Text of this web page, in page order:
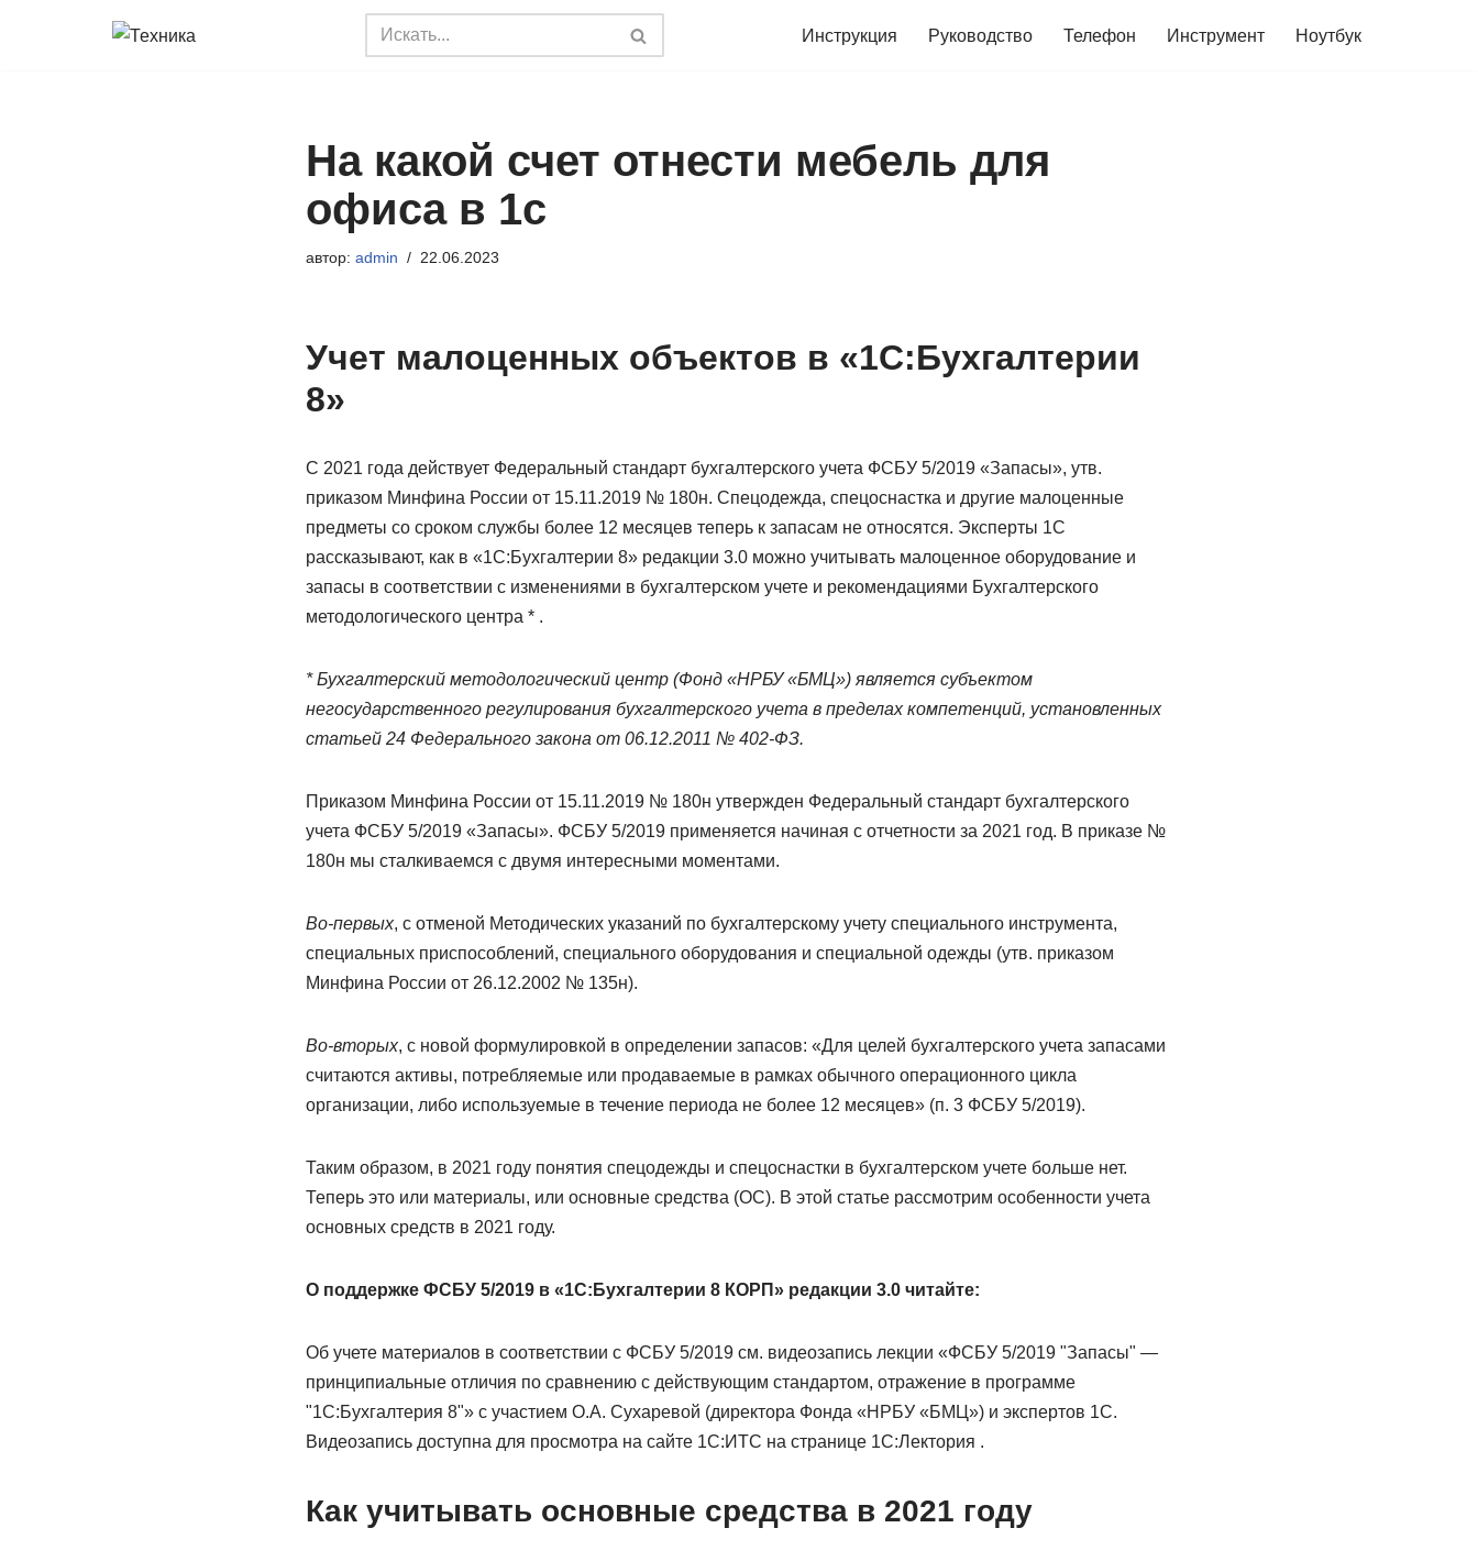
Инструкция Руководство Телефон Инструмент Ноутбук
На какой счет отнести мебель для
офиса в 1с
автор: admin 22.06.2023
Учет малоценных объектов в «1С:Бухгалтерии
8»
С 2021 года действует Федеральный стандарт бухгалтерского учета ФСБУ 5/2019 «Запасы», утв.
приказом Минфина России от 15.11.2019 № 180н. Спецодежда, спецоснастка и другие малоценные
предметы со сроком службы более 12 месяцев теперь к запасам не относятся. Эксперты 1С
рассказывают, как в «1С:Бухгалтерии 8» редакции 3.0 можно учитывать малоценное оборудование и
запасы в соответствии с изменениями в бухгалтерском учете и рекомендациями Бухгалтерского
методологического центра * .
* Бухгалтерский методологический центр (Фонд «НРБУ «БМЦ») является субъектом
негосударственного регулирования бухгалтерского учета в пределах компетенций, установленных
статьей 24 Федерального закона от 06.12.2011 № 402-ФЗ.
Приказом Минфина России от 15.11.2019 № 180н утвержден Федеральный стандарт бухгалтерского
учета ФСБУ 5/2019 «Запасы». ФСБУ 5/2019 применяется начиная с отчетности за 2021 год. В приказе №
180н мы сталкиваемся с двумя интересными моментами.
Во-первых, с отменой Методических указаний по бухгалтерскому учету специального инструмента,
специальных приспособлений, специального оборудования и специальной одежды (утв. приказом
Минфина России от 26.12.2002 № 135н).
Во-вторых, с новой формулировкой в определении запасов: «Для целей бухгалтерского учета запасами
считаются активы, потребляемые или продаваемые в рамках обычного операционного цикла
организации, либо используемые в течение периода не более 12 месяцев» (п. 3 ФСБУ 5/2019).
Таким образом, в 2021 году понятия спецодежды и спецоснастки в бухгалтерском учете больше нет.
Теперь это или материалы, или основные средства (ОС). В этой статье рассмотрим особенности учета
основных средств в 2021 году.
О поддержке ФСБУ 5/2019 в «1С:Бухгалтерии 8 КОРП» редакции 3.0 читайте:
Об учете материалов в соответствии с ФСБУ 5/2019 см. видеозапись лекции «ФСБУ 5/2019 "Запасы" —
принципиальные отличия по сравнению с действующим стандартом, отражение в программе
"1С:Бухгалтерия 8"» с участием О.А. Сухаревой (директора Фонда «НРБУ «БМЦ») и экспертов 1С.
Видеозапись доступна для просмотра на сайте 1С:ИТС на странице 1С:Лектория .
Как учитывать основные средства в 2021 году